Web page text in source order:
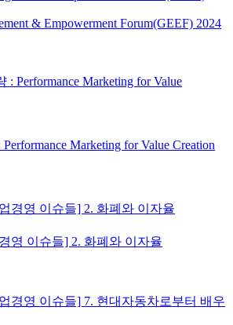
& Empowerment Forum(GEEF) 2024
Marketing for Value Creation
영 이슈들] 2. 화폐와 이자율